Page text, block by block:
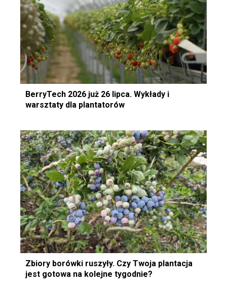
BerryTech 2026 już 26 lipca. Wykłady i
warsztaty dla plantatorów
Zbiory borówki ruszyły. Czy Twoja plantacja
jest gotowa na kolejne tygodnie?